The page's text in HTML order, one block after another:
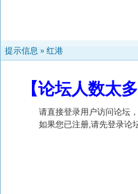
提示信息 » 红港
【论坛人数太
请直接登录用户访问论坛
如果您已注册,请先登录论